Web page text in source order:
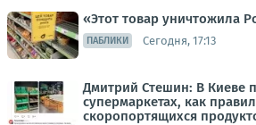
«Этот товар уничтожила
ПАБЛИКИ Сегодня, 17:13
Дмитрий Стешин: В Киеве
супермаркетах, как
скоропортящихся